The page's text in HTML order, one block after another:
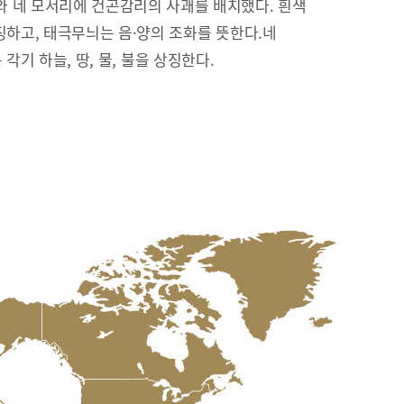
네 모서리에 건곤감리의 사괘를 배치했다. 흰색
고, 태극무늬는 음·양의 조화를 뜻한다.네
각기 하늘, 땅, 물, 불을 상징한다.